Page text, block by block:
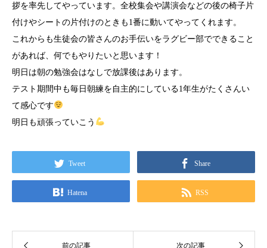
拶を率先してやっています。全校集会や講演会などの後の椅子片
付けやシートの片付けのときも1番に動いてやってくれます。
これからも生徒会の皆さんのお手伝いをラグビー部でできること
があれば、何でもやりたいと思います！
明日は朝の勉強会はなしで放課後はあります。
テスト期間中も毎日朝練を自主的にしている1年生がたくさんい
て感心です
明日も頑張っていこう
Tweet Share
Hatena RSS